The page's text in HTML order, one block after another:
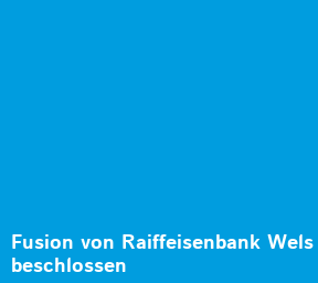
Fusion von Raiffeisenbank
beschlossen